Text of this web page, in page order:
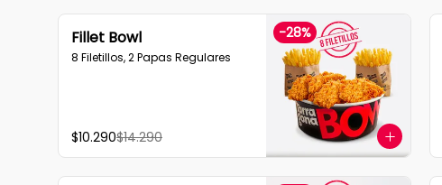
-28%
Fillet Bowl
8 Filetillos, 2 Papas Regulares
$10.290$14.290